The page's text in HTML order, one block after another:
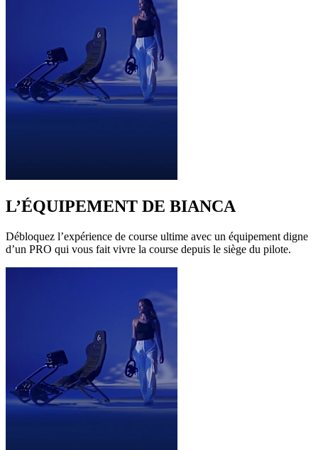
L’ÉQUIPEMENT DE BIANCA
Débloquez l’expérience de course ultime avec un équipement digne
d’un PRO qui vous fait vivre la course depuis le siège du pilote.